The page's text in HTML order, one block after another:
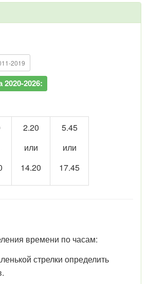
2019
2020-2026:
2.20
или
14.20
5.45
или
17.45
времени по часам:
стрелки определить